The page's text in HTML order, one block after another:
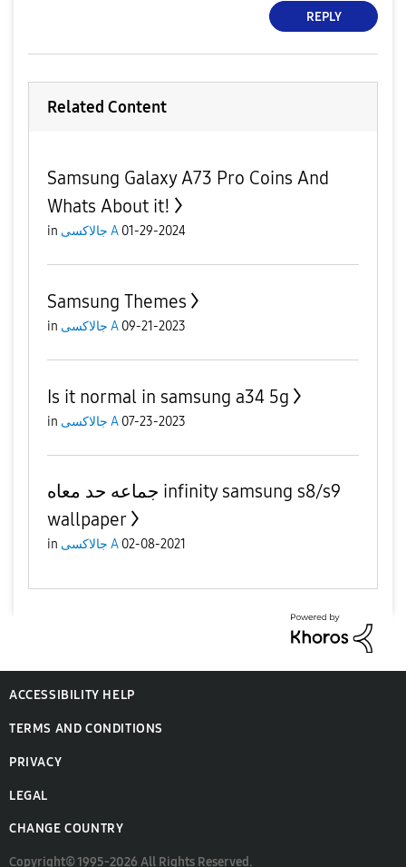
REPLY
Related Content
Samsung Galaxy A73 Pro Coins And
Whats About it!
in جالاكسى A 01-29-2024
Samsung Themes
in جالاكسى A 09-21-2023
Is it normal in samsung a34 5g
in جالاكسى A 07-23-2023
جماعه حد معاه infinity samsung s8/s9
wallpaper
in جالاكسى A 02-08-2021
ACCESSIBILITY HELP
TERMS AND CONDITIONS
PRIVACY
LEGAL
CHANGE COUNTRY
Copyright© 1995-2026 All Rights Reserved.